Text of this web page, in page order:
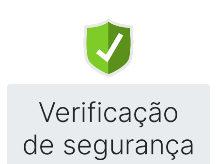
Verificação
de segurança